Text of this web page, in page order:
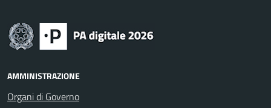
AMMINISTRAZIONE
Organi di Governo